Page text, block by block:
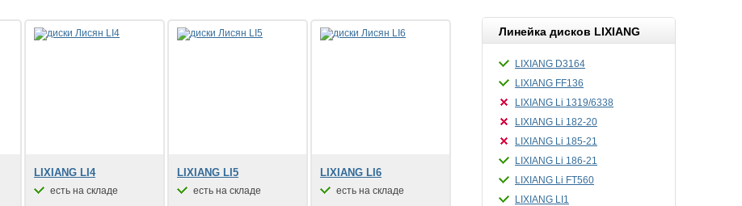
Линейка дисков LIXIANG
LIXIANG D3164
LIXIANG FF136
LIXIANG Li 1319/6338
LIXIANG Li 182-20
LIXIANG Li 185-21
LIXIANG Li 186-21
LIXIANG Li FT560
LIXIANG LI1
LIXIANG LI4
есть на складе
LIXIANG LI5
есть на складе
LIXIANG LI6
есть на складе